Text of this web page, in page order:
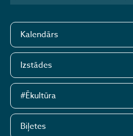
Kalendārs
Izstādes
#Ēkultūra
Biļetes